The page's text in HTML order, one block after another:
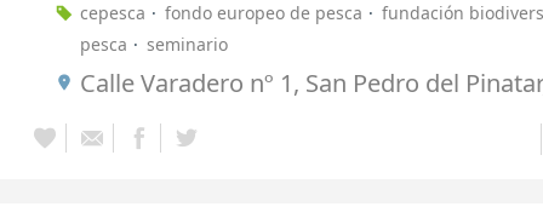
cepesca fondo europeo de pesca
fundación
pesca
seminario
Calle Varadero nº 1, San Pedro del